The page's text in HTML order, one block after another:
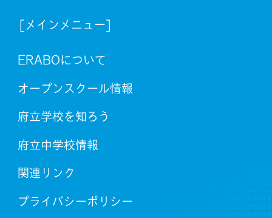
[メインメニュー]
ERABOについて
オープンスクール情報
府立学校を知ろう
府立中学校情報
関連リンク
プライバシーポリシー